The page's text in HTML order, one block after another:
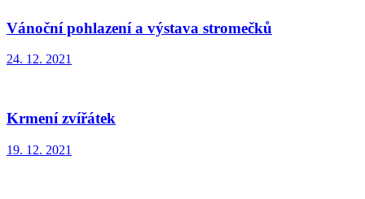
Vánoční pohlazení a výstava stromečků
24. 12. 2021
Krmení zvířátek
19. 12. 2021